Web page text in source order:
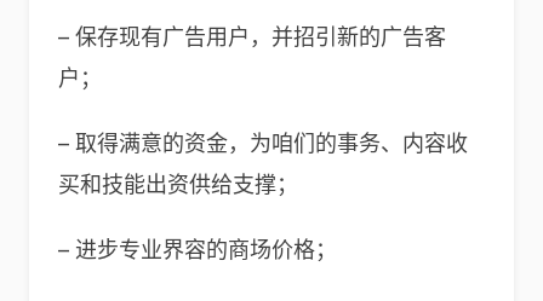
– 保存现有广告用户，并招引新的广告客
户；
– 取得满意的资金，为咱们的事务、内容收
买和技能出资供给支撑；
– 进步专业界容的商场价格；